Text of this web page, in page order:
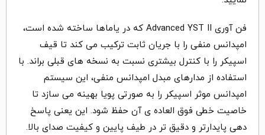
فن آوری Advanced YST II که در یاماها ساخته شده است،
امپدانس منفی را با جریان ثابت ترکیب می کند تا قیف
اسپیکر را با کنترل بیشتری نسبت به نسخه های قبلی براند. با
استفاده از مدارهای مبدل امپدانس منفی، این سیستم
امپدانس موثر اسپیکر را به صورتی پویا بهینه می سازد تا
خاصیت خطی فوق العاده ی آن حفظ شود. این یعنی پاسخ
دهی پایدارتر و دقیق تر در طیف پایین و کیفیت صدای بالا.